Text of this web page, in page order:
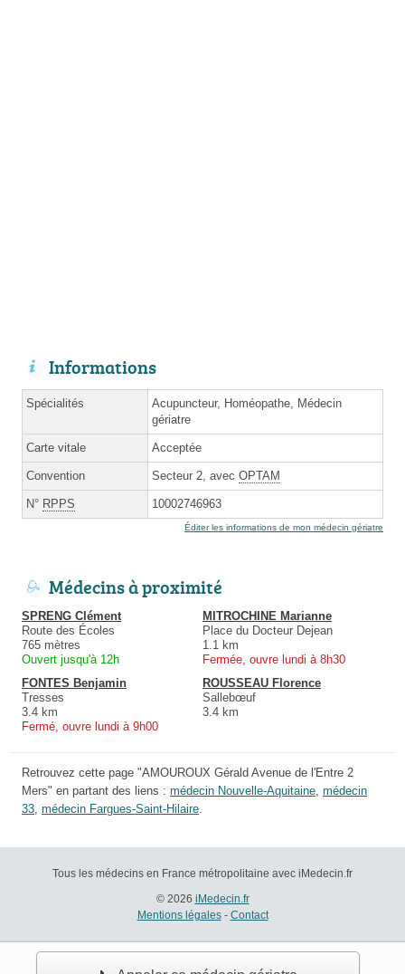
Informations
Spécialités
Acupuncteur, Homéopathe, Médecin
gériatre
Carte vitale Acceptée
Convention Secteur 2, avec OPTAM
N° RPPS 10002746963
Éditer les informations de mon médecin gériatre
Médecins à proximité
SPRENG Clément
Route des Écoles
765 mètres
Ouvert jusqu'à 12h
MITROCHINE Marianne
Place du Docteur Dejean
1.1 km
Fermée, ouvre lundi à 8h30
FONTES Benjamin
Tresses
3.4 km
Fermé, ouvre lundi à 9h00
ROUSSEAU Florence
Sallebœuf
3.4 km
Retrouvez cette page "AMOUROUX Gérald Avenue de l'Entre 2
Mers" en partant des liens : médecin Nouvelle-Aquitaine médecin
33 médecin Fargues-Saint-Hilaire
Tous les médecins en France métropolitaine avec iMedecin.fr
© 2026 iMedecin.fr
Mentions légales- Contact